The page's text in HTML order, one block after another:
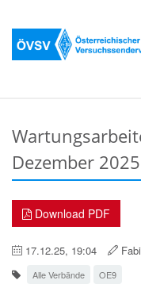
Dezember 2025
Download PDF
17.12.25, 19:04
Alle Verbände OE9